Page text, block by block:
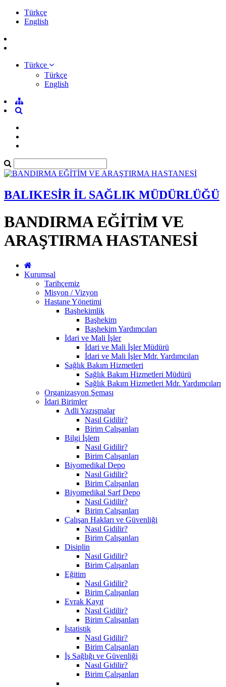
Türkçe
English
Türkçe
Türkçe
English
BALIKESİR İL SAĞLIK MÜDÜRLÜĞÜ
BANDIRMA EĞİTİM VE
ARAŞTIRMA HASTANESİ
Kurumsal
Tarihçemiz
Misyon / Vizyon
Hastane Yönetimi
Başhekimlik
Başhekim
Başhekim Yardımcıları
İdari ve Mali İşler
İdari ve Mali İşler Müdürü
İdari ve Mali İşler Mdr. Yardımcıları
Sağlık Bakım Hizmetleri
Sağlık Bakım Hizmetleri Müdürü
Sağlık Bakım Hizmetleri Mdr. Yardımcıları
Organizasyon Şeması
İdari Birimler
Adli Yazışmalar
Nasıl Gidilir?
Birim Çalışanları
Bilgi İşlem
Nasıl Gidilir?
Birim Çalışanları
Biyomedikal Depo
Nasıl Gidilir?
Birim Çalışanları
Biyomedikal Sarf Depo
Nasıl Gidilir?
Birim Çalışanları
Çalışan Hakları ve Güvenliği
Nasıl Gidilir?
Birim Çalışanları
Disiplin
Nasıl Gidilir?
Birim Çalışanları
Eğitim
Nasıl Gidilir?
Birim Çalışanları
Evrak Kayıt
Nasıl Gidilir?
Birim Çalışanları
İstatistik
Nasıl Gidilir?
Birim Çalışanları
İş Sağlığı ve Güvenliği
Nasıl Gidilir?
Birim Çalışanları